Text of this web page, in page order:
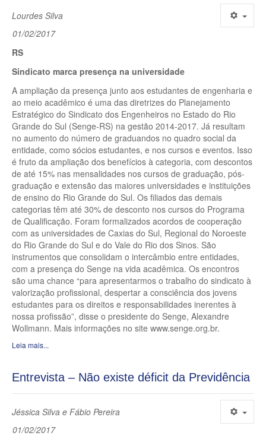
Lourdes Silva
01/02/2017
RS
Sindicato marca presença na universidade
A ampliação da presença junto aos estudantes de engenharia e
ao meio acadêmico é uma das diretrizes do Planejamento
Estratégico do Sindicato dos Engenheiros no Estado do Rio
Grande do Sul (Senge-RS) na gestão 2014-2017. Já resultam
no aumento do número de graduandos no quadro social da
entidade, como sócios estudantes, e nos cursos e eventos. Isso
é fruto da ampliação dos benefícios à categoria, com descontos
de até 15% nas mensalidades nos cursos de graduação, pós-
graduação e extensão das maiores universidades e instituições
de ensino do Rio Grande do Sul. Os filiados das demais
categorias têm até 30% de desconto nos cursos do Programa
de Qualificação. Foram formalizados acordos de cooperação
com as universidades de Caxias do Sul, Regional do Noroeste
do Rio Grande do Sul e do Vale do Rio dos Sinos. São
instrumentos que consolidam o intercâmbio entre entidades,
com a presença do Senge na vida acadêmica. Os encontros
são uma chance “para apresentarmos o trabalho do sindicato à
valorização profissional, despertar a consciência dos jovens
estudantes para os direitos e responsabilidades inerentes à
nossa profissão”, disse o presidente do Senge, Alexandre
Wollmann. Mais informações no site www.senge.org.br.
Leia mais...
Entrevista – Não existe déficit da Previdência
Jéssica Silva e Fábio Pereira
01/02/2017